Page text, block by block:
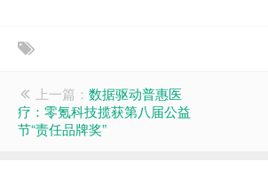
上一篇： 数据驱动普惠医
疗：零氪科技揽获第八届公益
节“责任品牌奖”